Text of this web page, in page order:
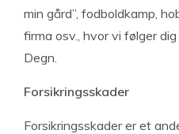
min gård”, fodboldkamp,
firma osv., hvor vi følger
Degn.
Forsikringsskader
Forsikringsskader er et